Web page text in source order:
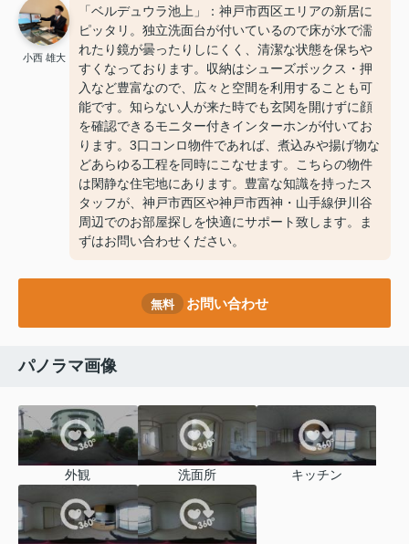
小西 雄大
「ベルデュウラ池上」：神戸市西区エリアの新居に
ピッタリ。独立洗面台が付いているので床が水で濡
れたり鏡が曇ったりしにくく、清潔な状態を保ちや
すくなっております。収納はシューズボックス・押
入など豊富なので、広々と空間を利用することも可
能です。知らない人が来た時でも玄関を開けずに顔
を確認できるモニター付きインターホンが付いてお
ります。3口コンロ物件であれば、煮込みや揚げ物な
どあらゆる工程を同時にこなせます。こちらの物件
は閑静な住宅地にあります。豊富な知識を持ったス
タッフが、神戸市西区や神戸市西神・山手線伊川谷
周辺でのお部屋探しを快適にサポート致します。ま
ずはお問い合わせください。
無料 お問い合わせ
パノラマ画像
外観 洗面所 キッチン